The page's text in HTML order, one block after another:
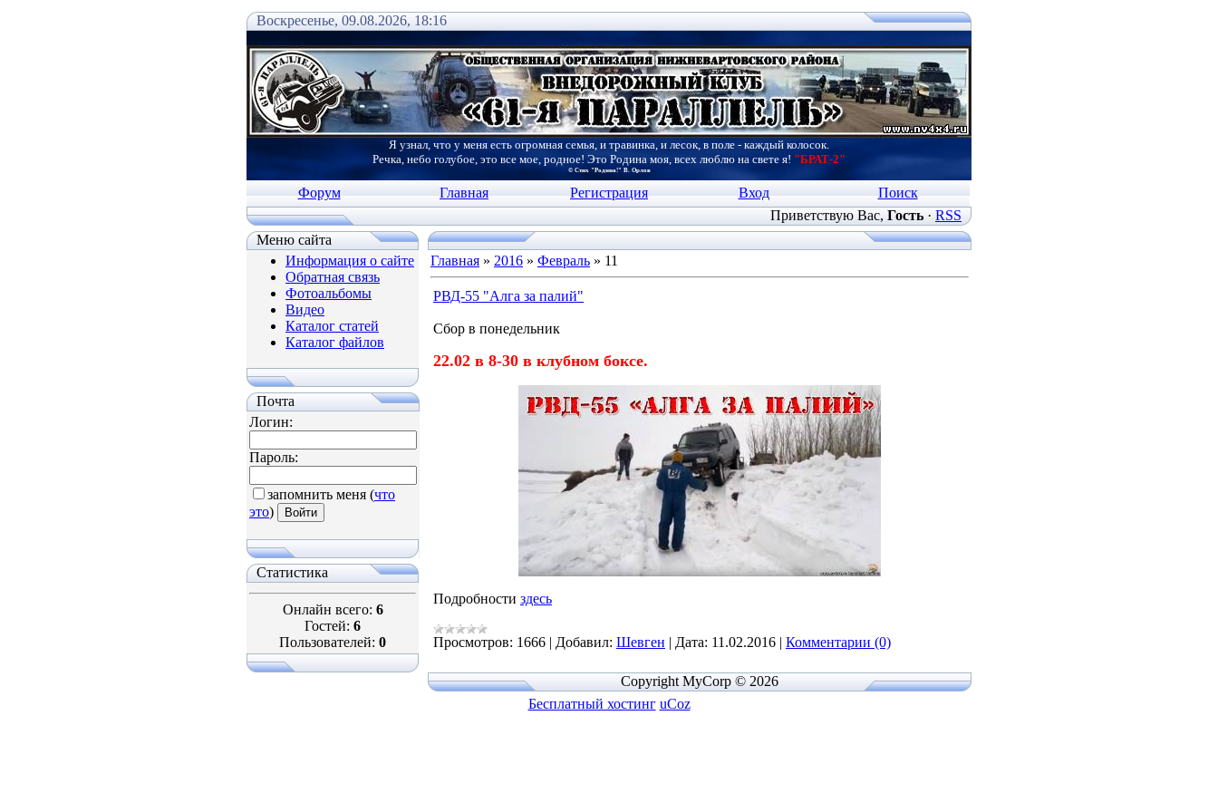
Воскресенье, 09.08.2026, 18:16
Я узнал, что у меня есть огромная семья, и травинка, и лесок, в поле - каждый колосок.
Речка, небо голубое, это все мое, родное! Это Родина моя, всех люблю на свете я! "БРАТ-2"
© Стих "Родина!" В. Орлов
Форум Главная Регистрация Вход
Поиск
Приветствую Вас, Гость· RSS
Меню сайта
Информация о сайте
Обратная связь
Фотоальбомы
Видео
Каталог статей
Каталог файлов
Почта
Логин:
Пароль:
запомнить меня (что
это)
Статистика
Онлайн всего: 6
Гостей: 6
Пользователей: 0
Главная » 2016 » Февраль » 11
РВД-55 "Алга за палий"
Сбор в понедельник
22.02 в 8-30 в клубном боксе.
Подробности здесь
Просмотров: 1666 | Добавил: Шевген | Дата: 11.02.2016 | Комментарии (0)
Copyright MyCorp © 2026
Бесплатный хостинг uCoz